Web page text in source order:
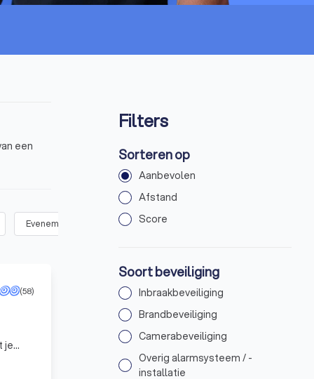
een
Evenementenbeveiliging( 28)
voor particuliere beveiligings- of recherchewerkzaamheden.
(58)
je
Filters
Sorteren op
Aanbevolen
Afstand
Score
Soort beveiliging
Inbraakbeveiliging
Brandbeveiliging
Camerabeveiliging
Overig alarmsysteem / -
installatie